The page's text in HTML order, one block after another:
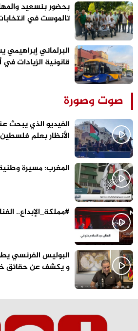
بحضور بنسعيد
تالموست في
البرلماني إبراهيمي
قانونية الزيادات
صوت وصورة
الفيديو الذي يبحث
الأنظار بعلم
المغرب: مسيرة
#مملكة_الإبداع..
البوليس الفرنسي
و يكشف عن حقائق